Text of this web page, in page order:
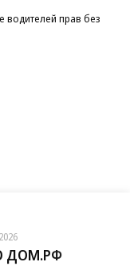
прав без
ДОМ.РФ